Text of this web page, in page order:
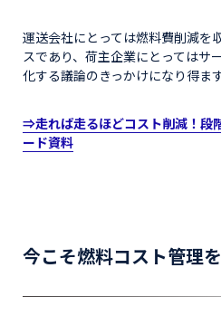
運送会社にとっては燃料費削減を
スであり、荷主企業にとってはサ
化する議論のきっかけになり得ます
⇒走れば走るほどコスト削減！段
ード資料
今こそ燃料コスト管理